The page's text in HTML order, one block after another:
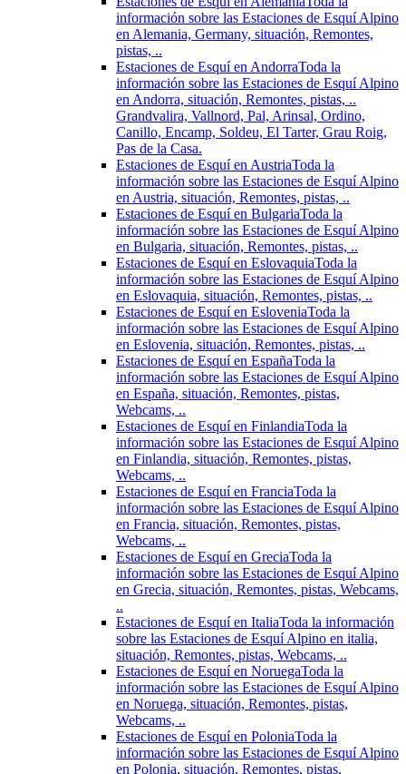
información sobre las Estaciones de Esquí Alpino
en Alemania, Germany, situación, Remontes,
pistas, ..
Estaciones de Esquí en AndorraToda la
información sobre las Estaciones de Esquí Alpino
en Andorra, situación, Remontes, pistas, ..
Grandvalira, Vallnord, Pal, Arinsal, Ordino,
Canillo, Encamp, Soldeu, El Tarter, Grau Roig,
Pas de la Casa.
Estaciones de Esquí en AustriaToda la
información sobre las Estaciones de Esquí Alpino
en Austria, situación, Remontes, pistas, ..
Estaciones de Esquí en BulgariaToda la
información sobre las Estaciones de Esquí Alpino
en Bulgaria, situación, Remontes, pistas, ..
Estaciones de Esquí en EslovaquiaToda la
información sobre las Estaciones de Esquí Alpino
en Eslovaquia, situación, Remontes, pistas, ..
Estaciones de Esquí en EsloveniaToda la
información sobre las Estaciones de Esquí Alpino
en Eslovenia, situación, Remontes, pistas, ..
Estaciones de Esquí en EspañaToda la
información sobre las Estaciones de Esquí Alpino
en España, situación, Remontes, pistas,
Webcams, ..
Estaciones de Esquí en FinlandiaToda la
información sobre las Estaciones de Esquí Alpino
en Finlandia, situación, Remontes, pistas,
Webcams, ..
Estaciones de Esquí en FranciaToda la
información sobre las Estaciones de Esquí Alpino
en Francia, situación, Remontes, pistas,
Webcams, ..
Estaciones de Esquí en GreciaToda la
información sobre las Estaciones de Esquí Alpino
en Grecia, situación, Remontes, pistas, Webcams,
..
Estaciones de Esquí en ItaliaToda la información
sobre las Estaciones de Esquí Alpino en italia,
situación, Remontes, pistas, Webcams, ..
Estaciones de Esquí en NoruegaToda la
información sobre las Estaciones de Esquí Alpino
en Noruega, situación, Remontes, pistas,
Webcams, ..
Estaciones de Esquí en PoloniaToda la
información sobre las Estaciones de Esquí Alpino
en Polonia, situación, Remontes, pistas,